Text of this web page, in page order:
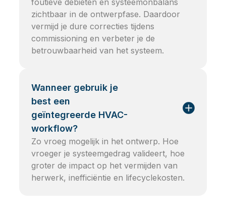
zichtbaar in de ontwerpfase. Daardoor
vermijd je dure correcties tijdens
commissioning en verbeter je de
betrouwbaarheid van het systeem.
Wanneer gebruik je
best een
geïntegreerde HVAC-
workflow?
Zo vroeg mogelijk in het ontwerp. Hoe
vroeger je systeemgedrag valideert, hoe
groter de impact op het vermijden van
herwerk, inefficiëntie en lifecyclekosten.